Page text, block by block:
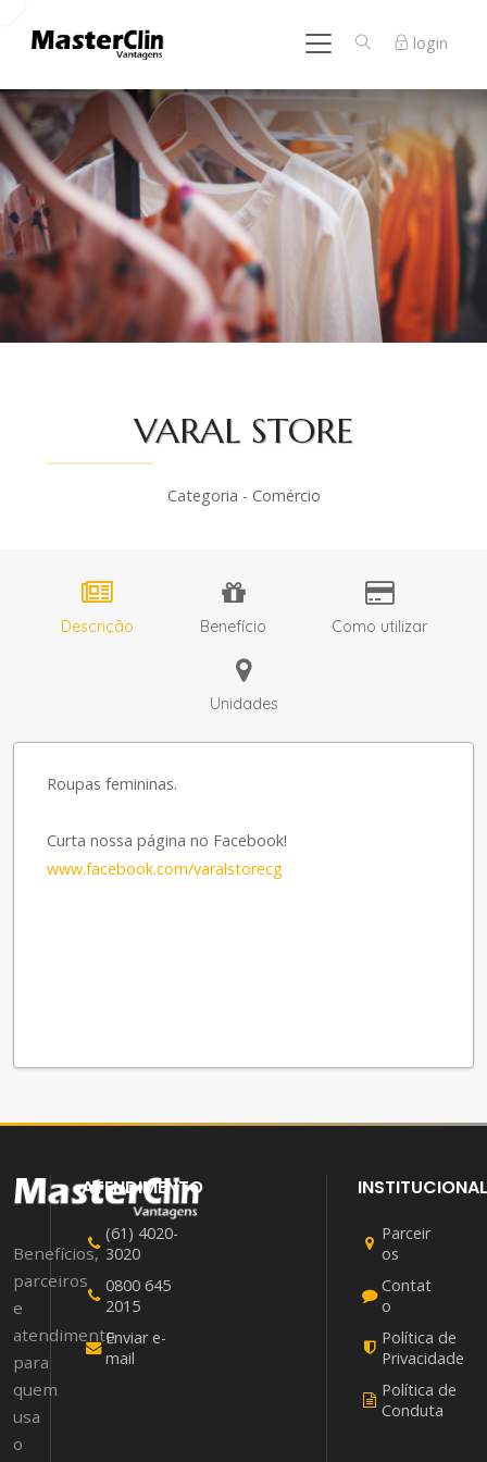
login
VARAL STORE
Categoria - Comércio
Descrição Benefício Como utilizar
Unidades
Roupas femininas.
Curta nossa página no Facebook!
www.facebook.com/varalstorecg
Benefícios,
parceiros
e
atendimento
para
quem
usa
o
ATENDIMENTO
(61) 4020-
3020
0800 645
2015
Enviar e-
mail
INSTITUCIONAL
Parceir
os
Contat
o
Política de
Privacidade
Política de
Conduta